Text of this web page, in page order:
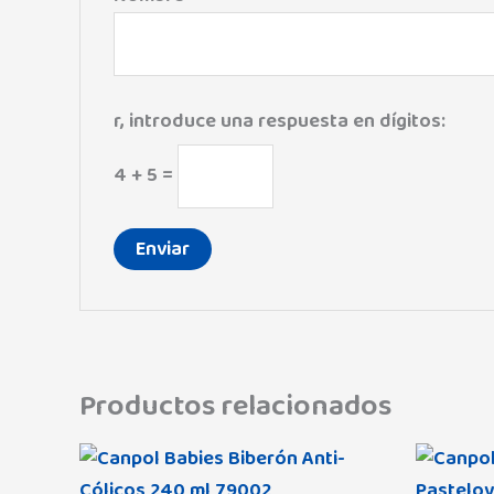
r, introduce una respuesta en dígitos:
4 + 5 =
Productos relacionados